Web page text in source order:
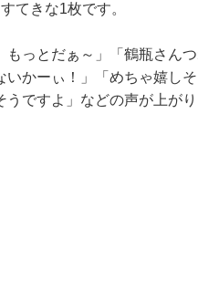
てきな1枚です。
っとだぁ～」「鶴瓶さんつ
かーぃ！」「めちゃ嬉し
ですよ」などの声が上がり